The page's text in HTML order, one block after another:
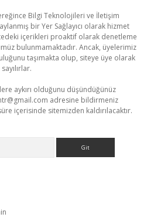
Bilgi Teknolojileri ve İletişim
bir Yer Sağlayıcı olarak hizmet
içerikleri proaktif olarak denetleme
bulunmamaktadır. Ancak, üyelerimiz
taşımakta olup, siteye üye olarak
aykırı olduğunu düşündüğünüz
adresine bildirmeniz
içerisinde sitemizden kaldırılacaktır.